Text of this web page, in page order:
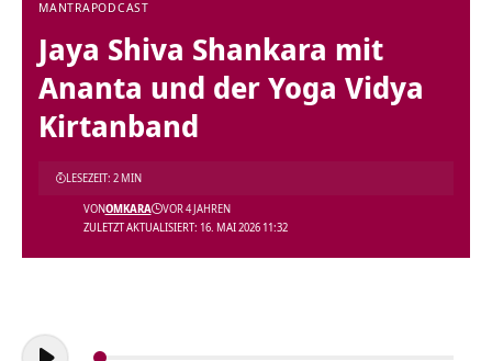
MANTRAPODCAST
Jaya Shiva Shankara mit
Ananta und der Yoga Vidya
Kirtanband
ZULETZT AKTUALISIERT: 16. MAI 2026 11:32
VONOMKARA VOR 4 JAHREN
LESEZEIT: 2 MIN
Audio-